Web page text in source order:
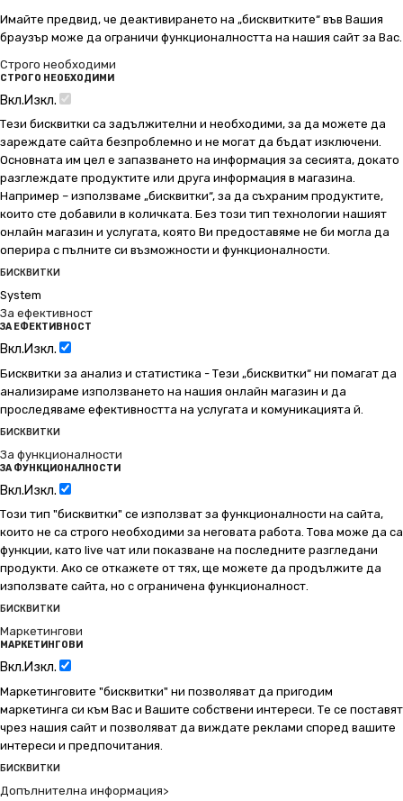
Имайте предвид, че деактивирането на „бисквитките“ във Вашия
браузър може да ограничи функционалността на нашия сайт за Вас.
Строго необходими
СТРОГО НЕОБХОДИМИ
Вкл.Изкл.
Тези бисквитки са задължителни и необходими, за да можете да
зареждате сайта безпроблемно и не могат да бъдат изключени.
Основната им цел е запазването на информация за сесията, докато
разглеждате продуктите или друга информация в магазина.
Например – използваме „бисквитки“, за да съхраним продуктите,
които сте добавили в количката. Без този тип технологии нашият
онлайн магазин и услугата, която Ви предоставяме не би могла да
оперира с пълните си възможности и функционалности.
БИСКВИТКИ
System
За ефективност
ЗА ЕФЕКТИВНОСТ
Вкл.Изкл.
Бисквитки за анализ и статистика - Тези „бисквитки“ ни помагат да
анализираме използването на нашия онлайн магазин и да
проследяваме ефективността на услугата и комуникацията й.
БИСКВИТКИ
За функционалности
ЗА ФУНКЦИОНАЛНОСТИ
Вкл.Изкл.
Този тип "бисквитки" се използват за функционалности на сайта,
които не са строго необходими за неговата работа. Това може да са
функции, като live чат или показване на последните разгледани
продукти. Ако се откажете от тях, ще можете да продължите да
използвате сайта, но с ограничена функционалност.
БИСКВИТКИ
Маркетингови
МАРКЕТИНГОВИ
Вкл.Изкл.
Маркетинговите "бисквитки" ни позволяват да пригодим
маркетинга си към Вас и Вашите собствени интереси. Те се поставят
чрез нашия сайт и позволяват да виждате реклами според вашите
интереси и предпочитания.
БИСКВИТКИ
Допълнителна информация>